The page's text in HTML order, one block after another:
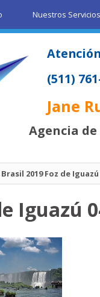
Nuestros Servicios
(511)
Jane
Agencia
2019 Foz de
Iguazú